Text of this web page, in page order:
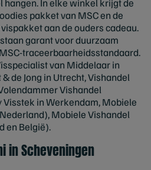
In elke winkel krijgt de
pakket van MSC en de
aan de ouders cadeau.
garant voor duurzaam
traceerbaarheidsstandaard.
van Middelaar in
de Jong in Utrecht, Vishandel
Vishandel
Visstek in Werkendam, Mobiele
Mobiele Vishandel
en België).
in Scheveningen